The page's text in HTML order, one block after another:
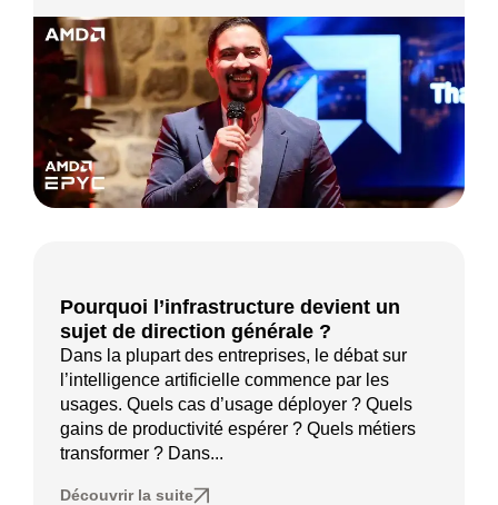
Pourquoi l’infrastructure devient un
sujet de direction générale ?
Dans la plupart des entreprises, le débat sur
l’intelligence artificielle commence par les
usages. Quels cas d’usage déployer ? Quels
gains de productivité espérer ? Quels métiers
transformer ? Dans...
Découvrir la suite